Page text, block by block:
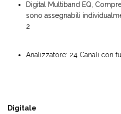
Digital Multiband EQ,
sono assegnabili
2
Analizzatore: 24 Canali con
Digitale